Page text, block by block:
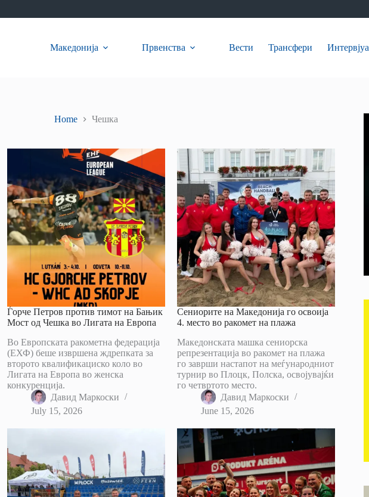
Македонија Првенства Вести Трансфери Интервјуа
Home Чешка
Ѓорче Петров против тимот на Бањик
Мост од Чешка во Лигата на Европа
Во Европската ракометна федерација
(ЕХФ) беше извршена ждрепката за
второто квалификациско коло во
Лигата на Европа во женска
конкуренција.
Давид Маркоски
July 15, 2026
Сениорите на Македонија го освоија
4. место во ракомет на плажа
Македонската машка сениорска
репрезентација во ракомет на плажа
го заврши настапот на меѓународниот
турнир во Плоцк, Полска, освојувајќи
го четвртото место.
Давид Маркоски
June 15, 2026